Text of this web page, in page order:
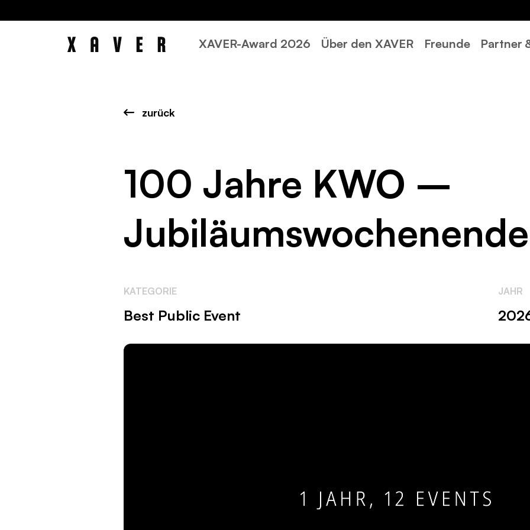
XAVER-Award 2026 Über den XAVER Freunde Partner
zurück
100 Jahre KWO –
Jubiläumswochenende
KATEGORIE
Best Public Event
JAHR